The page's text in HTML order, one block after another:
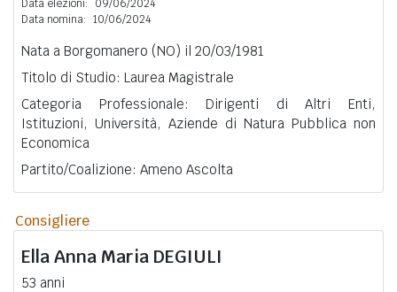
Data elezioni:
09/06/2024
Data nomina: 10/06/2024
Nata a Borgomanero (NO) il 20/03/1981
Titolo di Studio: Laurea Magistrale
Categoria Professionale: Dirigenti di Altri Enti,
Istituzioni, Università, Aziende di Natura Pubblica non
Economica
Partito/Coalizione: Ameno Ascolta
Consigliere
Ella Anna Maria DEGIULI
53 anni